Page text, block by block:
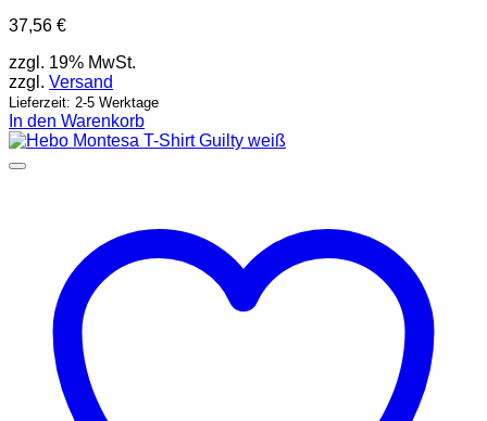
37,56 €
zzgl. 19% MwSt.
zzgl. Versand
Lieferzeit: 2-5 Werktage
In den Warenkorb